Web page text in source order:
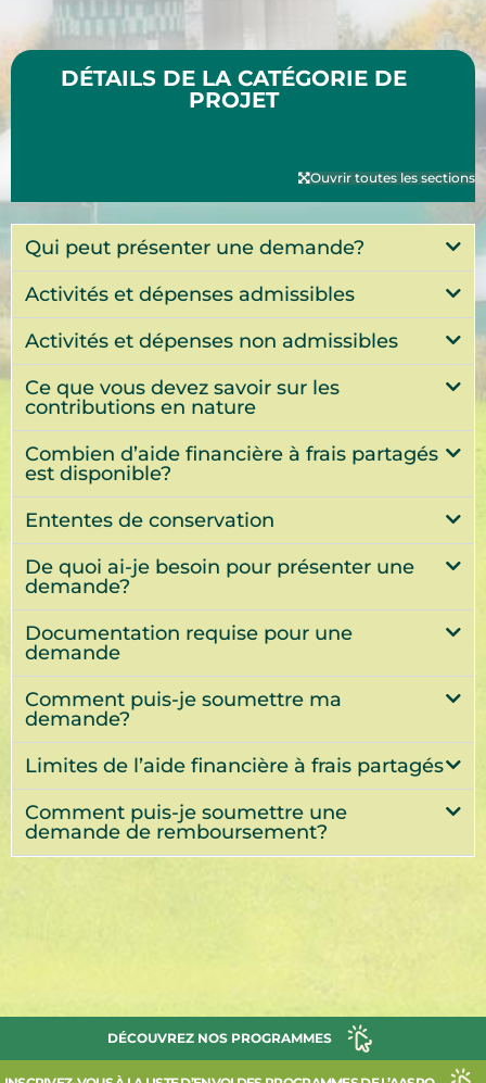
DÉTAILS DE LA CATÉGORIE DE
PROJET
Ouvrir toutes les sections
Qui peut présenter une demande?
Activités et dépenses admissibles
Activités et dépenses non admissibles
Ce que vous devez savoir sur les
contributions en nature
Combien d’aide financière à frais partagés
est disponible?
Ententes de conservation
De quoi ai-je besoin pour présenter une
demande?
Documentation requise pour une
demande
Comment puis-je soumettre ma
demande?
Limites de l’aide financière à frais partagés
Comment puis-je soumettre une
demande de remboursement?
DÉCOUVREZ NOS PROGRAMMES